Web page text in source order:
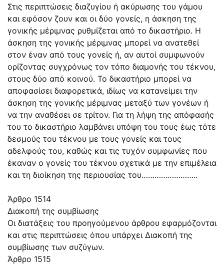
Στις περιπτώσεις διαζυγίου ή ακύρωσης του γάμου
και εφόσον ζουν και οι δύο γονείς, η άσκηση της
γονικής μέριμνας ρυθμίζεται από το δικαστήριο. Η
άσκηση της γονικής μέριμνας μπορεί να ανατεθεί
στον έναν από τους γονείς ή, αν αυτοί συμφωνούν
ορίζοντας συγχρόνως τον τόπο διαμονής του τέκνου,
στους δύο από κοινού. Το δικαστήριο μπορεί να
αποφασίσει διαφορετικά, ιδίως να κατανείμει την
άσκηση της γονικής μέριμνας μεταξύ των γονέων ή
να την αναθέσει σε τρίτον. Για τη λήψη της απόφασής
του το δικαστήριο λαμβάνει υπόψη του τους έως τότε
δεσμούς του τέκνου με τους γονείς και τους
αδελφούς του, καθώς και τις τυχόν συμφωνίες που
έκαναν ο γονείς του τέκνου σχετικά με την επιμέλεια
και τη διοίκηση της περιουσίας του……………………..
Άρθρο 1514
Διακοπή της συμβίωσης
Οι διατάξεις του προηγούμενου άρθρου εφαρμόζονται
και στις περιπτώσεις όπου υπάρχει Διακοπή της
συμβίωσης των συζύγων.
Άρθρο 1515